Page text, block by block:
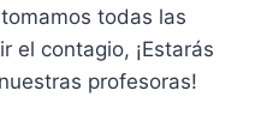
todas las
el contagio, ¡Estarás
profesoras!